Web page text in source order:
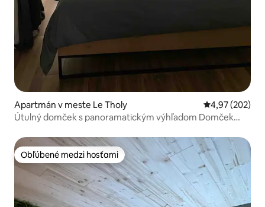
Apartmán v meste Le Tholy Priemerné
4,97 (202)
Útulný domček s panoramatickým výhľadom Domček
Obľúbené medzi hosťami
Obľúbené medzi hosťami